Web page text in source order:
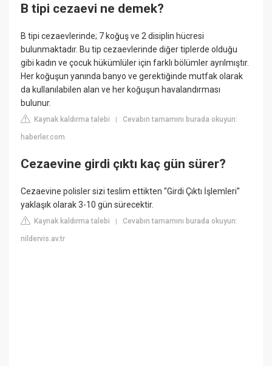
B tipi cezaevi ne demek?
B tipi cezaevlerinde; 7 koğuş ve 2 disiplin hücresi
bulunmaktadır. Bu tip cezaevlerinde diğer tiplerde olduğu
gibi kadın ve çocuk hükümlüler için farklı bölümler ayrılmıştır.
Her koğuşun yanında banyo ve gerektiğinde mutfak olarak
da kullanılabilen alan ve her koğuşun havalandırması
bulunur.
Kaynak kaldırma talebi |Cevabın tamamını burada okuyun:
haberler.com
Cezaevine girdi çıktı kaç gün sürer?
Cezaevine polisler sizi teslim ettikten ''Girdi Çıktı İşlemleri''
yaklaşık olarak 3-10 gün sürecektir.
Kaynak kaldırma talebi |Cevabın tamamını burada okuyun:
nildervis.av.tr